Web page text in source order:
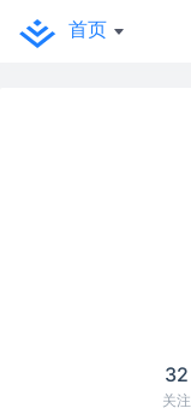
首页
32
关注